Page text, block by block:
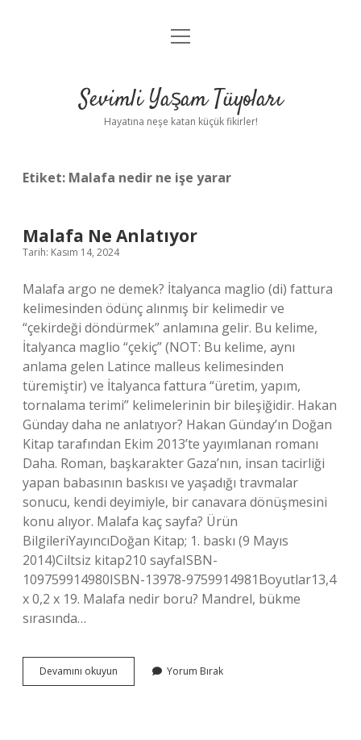
Anasayfa
Yasal Uyarı
menüyü
Sevimli Yaşam Tüyoları
Hayatına neşe katan küçük fikirler!
Etiket: Malafa nedir ne işe yarar
Malafa Ne Anlatıyor
Tarih: Kasım 14, 2024
Malafa argo ne demek? İtalyanca maglio (di) fattura
kelimesinden ödünç alınmış bir kelimedir ve
“çekirdeği döndürmek” anlamına gelir. Bu kelime,
İtalyanca maglio “çekiç” (NOT: Bu kelime, aynı
anlama gelen Latince malleus kelimesinden
türemiştir) ve İtalyanca fattura “üretim, yapım,
tornalama terimi” kelimelerinin bir bileşiğidir. Hakan
Günday daha ne anlatıyor? Hakan Günday’ın Doğan
Kitap tarafından Ekim 2013’te yayımlanan romanı
Daha. Roman, başkarakter Gaza’nın, insan tacirliği
yapan babasının baskısı ve yaşadığı travmalar
sonucu, kendi deyimiyle, bir canavara dönüşmesini
konu alıyor. Malafa kaç sayfa? Ürün
BilgileriYayıncıDoğan Kitap; 1. baskı (9 Mayıs
2014)Ciltsiz kitap210 sayfaISBN-
109759914980ISBN-13978-9759914981Boyutlar13,4
x 0,2 x 19. Malafa nedir boru? Mandrel, bükme
sırasında…
Devamını okuyun
Ne
Yorum Bırak